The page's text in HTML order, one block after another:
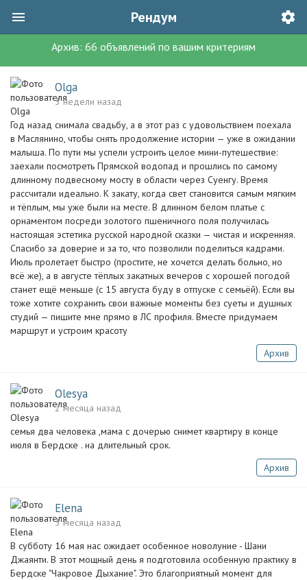
Рендум
Архив: 66 объявлений по вашим критериям
Olga
3 недели назад
Год назад снимала свадьбу, а в этот раз с удовольствием поехала
в Маслянино, чтобы снять продолжение истории — уже в ожидании
малыша. По пути мы успели устроить целое мини-путешествие:
заехали посмотреть Прямской водопад и прошлись по самому
длинному подвесному мосту в области через Суенгу. Время
рассчитали идеально. К закату, когда свет становится самым мягким
и тёплым, мы уже были на месте. В длинном белом платье с
орнаментом посреди золотого пшеничного поля получилась
настоящая эстетика русской народной сказки — чистая и искренняя.
Спасибо за доверие и за то, что позволили поделиться кадрами.
Июль пролетает быстро (простите, не хочется делать больно, но
всё же), а в августе тёплых закатных вечеров с хорошей погодой
станет ещё меньше (с 15 августа буду в отпуске с семьёй). Если вы
тоже хотите сохранить свои важные моменты без суеты и душных
студий — пишите мне прямо в ЛС профиля. Вместе придумаем
маршрут и устроим красоту
Архив
Olesya
2 месяца назад
семья два человека ,мама с дочерью снимет квартиру в конце
июля в Бердске . на длительный срок.
Архив
Elena
3 месяца назад
В субботу 16 мая нас ожидает особенное новолуние - Шани
Джаянти. В этот мощный день я подготовила особенную практику в
Бердске "Чакровое Дыхание". Это благоприятный момент для